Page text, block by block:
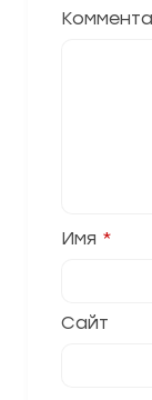
Имя *
Сайт